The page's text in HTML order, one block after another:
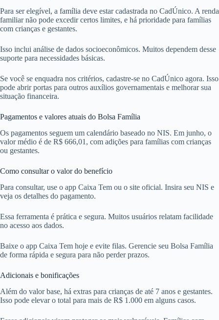
Para ser elegível, a família deve estar cadastrada no CadÚnico. A renda
familiar não pode excedir certos limites, e há prioridade para famílias
com crianças e gestantes.
Isso inclui análise de dados socioeconômicos. Muitos dependem desse
suporte para necessidades básicas.
Se você se enquadra nos critérios, cadastre-se no CadÚnico agora. Isso
pode abrir portas para outros auxílios governamentais e melhorar sua
situação financeira.
Pagamentos e valores atuais do Bolsa Família
Os pagamentos seguem um calendário baseado no NIS. Em junho, o
valor médio é de R$ 666,01, com adições para famílias com crianças
ou gestantes.
Como consultar o valor do benefício
Para consultar, use o app Caixa Tem ou o site oficial. Insira seu NIS e
veja os detalhes do pagamento.
Essa ferramenta é prática e segura. Muitos usuários relatam facilidade
no acesso aos dados.
Baixe o app Caixa Tem hoje e evite filas. Gerencie seu Bolsa Família
de forma rápida e segura para não perder prazos.
Adicionais e bonificações
Além do valor base, há extras para crianças de até 7 anos e gestantes.
Isso pode elevar o total para mais de R$ 1.000 em alguns casos.